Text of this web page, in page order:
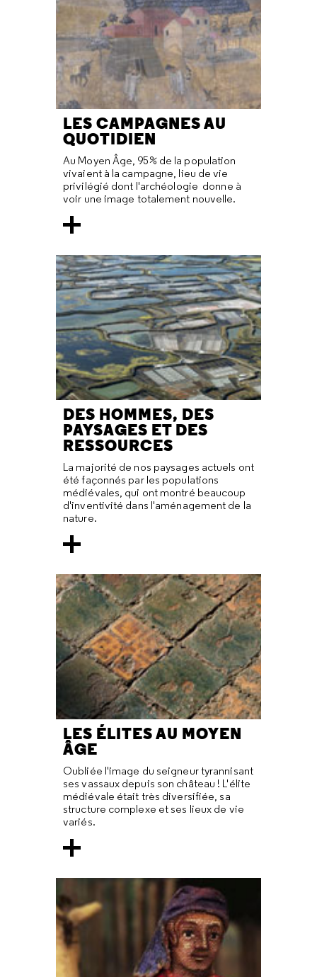
LES CAMPAGNES AU
QUOTIDIEN
Au Moyen Âge, 95% de la population
vivaient à la campagne, lieu de vie
privilégié dont l'archéologie donne à
voir une image totalement nouvelle.
DES HOMMES, DES
PAYSAGES ET DES
RESSOURCES
La majorité de nos paysages actuels ont
été façonnés par les populations
médiévales, qui ont montré beaucoup
d'inventivité dans l'aménagement de la
nature.
LES ÉLITES AU MOYEN
ÂGE
Oubliée l'image du seigneur tyrannisant
ses vassaux depuis son château ! L'élite
médiévale était très diversifiée, sa
structure complexe et ses lieux de vie
variés.